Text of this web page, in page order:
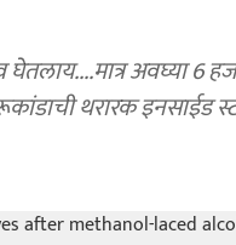
अवघ्या 6
थरारक इनसाईड